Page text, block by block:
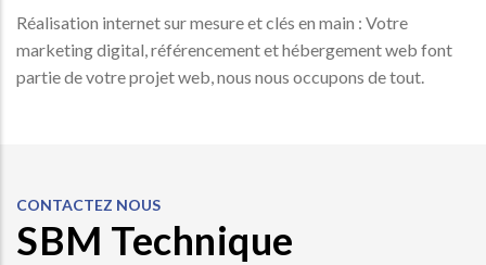
Réalisation internet sur mesure et clés en main : Votre
marketing digital, référencement et hébergement web font
partie de votre projet web, nous nous occupons de tout.
CONTACTEZ NOUS
SBM Technique